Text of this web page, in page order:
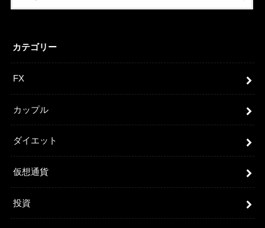
カテゴリー
FX
カップル
ダイエット
仮想通貨
投資